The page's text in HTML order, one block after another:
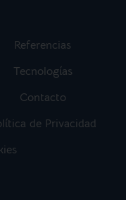
Referencias
Tecnologías
Contacto
de Privacidad